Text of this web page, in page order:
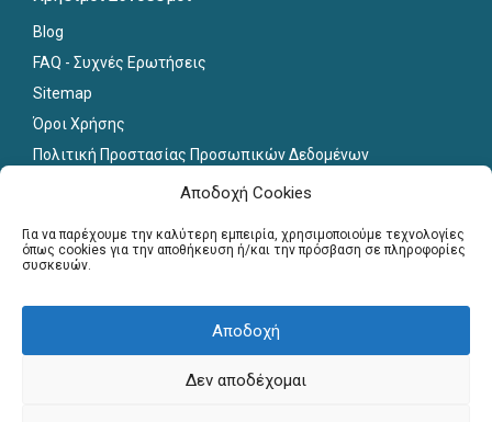
Αποδοχή Cookies
Για να παρέχουμε την καλύτερη εμπειρία, χρησιμοποιούμε τεχνολογίες
όπως cookies για την αποθήκευση ή/και την πρόσβαση σε πληροφορίες
συσκευών.
Αποδοχή
Δεν αποδέχομαι
Blog
FAQ - Συχνές Ερωτήσεις
Sitemap
Όροι Χρήσης
Πολιτική Προστασίας Προσωπικών Δεδομένων
Για εκπαιδευτικούς
Εγγραφή
Γραφείο Διασύνδεσης